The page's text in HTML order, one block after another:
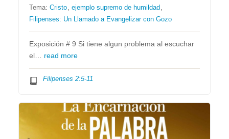
Tema:Cristo ,ejemplo supremo de humildad
Filipenses: Un Llamado a Evangelizar con Gozo
Exposición # 9 Si tiene algun problema al escuchar
el… read more
Filipenses 2:5-11